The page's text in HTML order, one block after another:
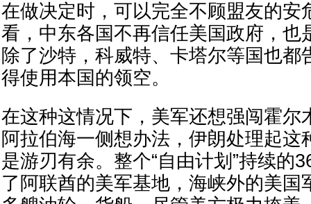
在做决定时，可以完全不顾盟友的安
看，中东各国不再信任美国政府，也
除了沙特，科威特、卡塔尔等国也都
得使用本国的领空。
在这种这情况下，美军还想强闯霍尔
阿拉伯海一侧想办法，伊朗处理起这
是游刃有余。整个“自由计划”持续的
了阿联酋的美军基地，海峡外的美国